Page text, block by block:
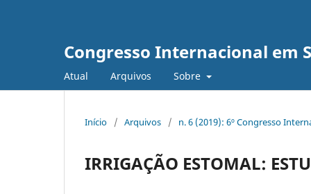
Congresso Internacional em
Atual Arquivos Sobre
Início / Arquivos / n. 6 (2019): 6º Congresso
IRRIGAÇÃO ESTOMAL: